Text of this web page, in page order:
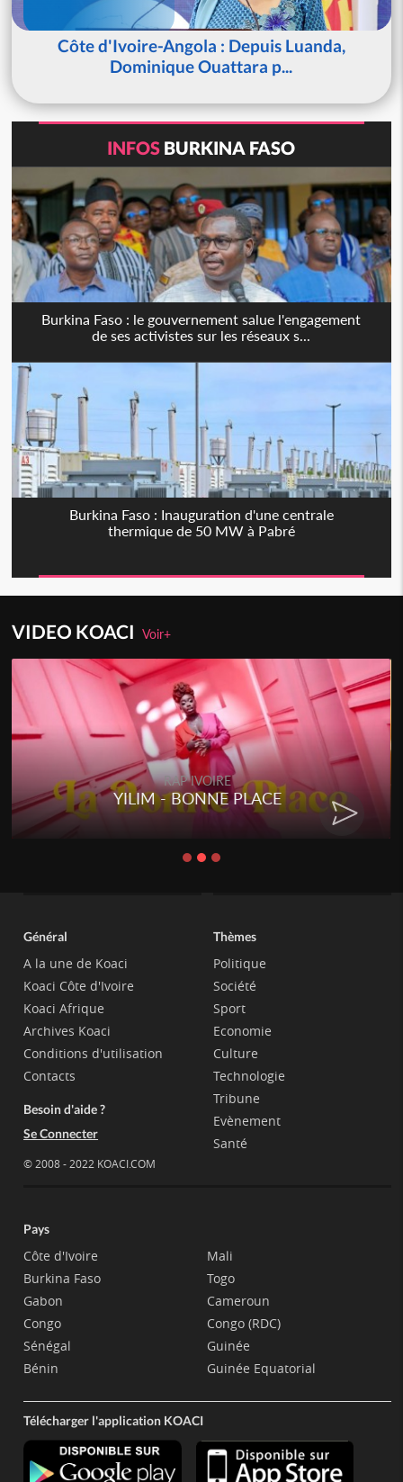
Côte d'Ivoire-Angola : Depuis Luanda,
Dominique Ouattara p...
INFOS BURKINA FASO
Burkina Faso : le gouvernement salue l'engagement
de ses activistes sur les réseaux s...
Burkina Faso : Inauguration d'une centrale
thermique de 50 MW à Pabré
VIDEO KOACIVoir+
RAP IVOIRE
YILIM - BONNE PLACE
Général
A la une de Koaci
Koaci Côte d'Ivoire
Koaci Afrique
Archives Koaci
Conditions d'utilisation
Contacts
Besoin d'aide ?
Se Connecter
© 2008 - 2022 KOACI.COM
Thèmes
Politique
Société
Sport
Economie
Culture
Technologie
Tribune
Evènement
Santé
Pays
Côte d'Ivoire
Burkina Faso
Gabon
Congo
Sénégal
Bénin
Mali
Togo
Cameroun
Congo (RDC)
Guinée
Guinée Equatorial
Télécharger l'application KOACI